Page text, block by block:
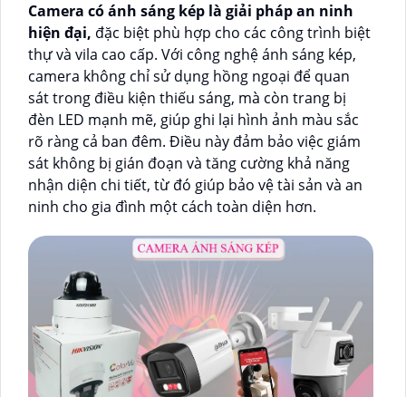
Camera có ánh sáng kép là giải pháp an ninh
hiện đại, đặc biệt phù hợp cho các công trình biệt
thự và vila cao cấp. Với công nghệ ánh sáng kép,
camera không chỉ sử dụng hồng ngoại để quan
sát trong điều kiện thiếu sáng, mà còn trang bị
đèn LED mạnh mẽ, giúp ghi lại hình ảnh màu sắc
rõ ràng cả ban đêm. Điều này đảm bảo việc giám
sát không bị gián đoạn và tăng cường khả năng
nhận diện chi tiết, từ đó giúp bảo vệ tài sản và an
ninh cho gia đình một cách toàn diện hơn.